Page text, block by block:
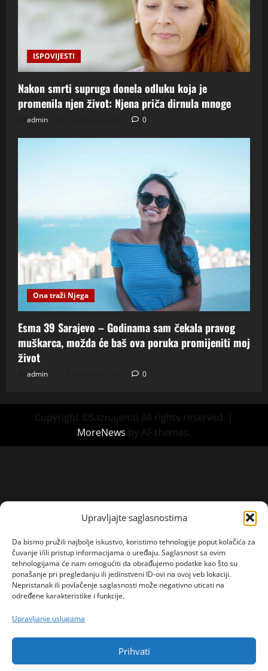
Upravljajte saglasnostima
Da bismo pružili najbolje iskustvo, koristimo tehnologije poput kolačića za
čuvanje i/ili pristup informacijama o uređaju. Saglasnost sa ovim
tehnologijama će nam omogućiti da obrađujemo podatke kao što su
ponašanje pri pregledanju ili jedinstveni ID-ovi na ovoj veb lokaciji.
Nepristanak ili povlačenje saglasnosti može negativno uticati na
određene karakteristike i funkcije.
Upravljanje uslugama
Prihvati
ISPOVIJESTI
Nakon smrti supruga donela odluku koja je
promenila njen život: Njena priča dirnula mnoge
admin 0
Ona traži Njega
Esma 39 Sarajevo – Godinama sam čekala pravog
muškarca, možda će baš ova poruka promijeniti moj
život
admin 0
Copyright ©Saznajemo All rights reserved. |
MoreNews by AF themes.